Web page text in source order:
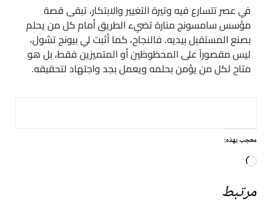
في عصر تتسارع فيه وتيرة التغيير والابتكار، تبقى قصة
مؤسس سامسونج منارة تضيء الطريق أمام كل من يحلم
بصنع المستقبل بيديه. فالنجاح، كما أثبت لي بيونج تشول،
ليس مقصوراً على المحظوظين أو المتميزين فقط، بل هو
متاح لكل من يؤمن بحلمه ويعمل بجد واجتهاد لتحقيقه.
معجب بهذه:
جاري
مرتبط